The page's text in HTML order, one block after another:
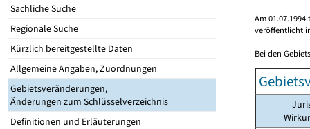
Sachliche Suche
Regionale Suche
Kürzlich bereitgestellte Daten
Allgemeine Angaben, Zuordnungen
Gebietsveränderungen,
Änderungen zum Schlüsselverzeichnis
Definitionen und Erläuterungen
Am
veröffentlicht
Bei den